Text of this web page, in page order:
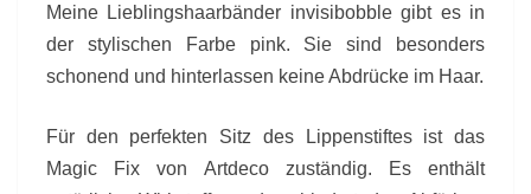
Meine Lieblingshaarbänder invisibobble gibt es in
der stylischen Farbe pink. Sie sind besonders
schonend und hinterlassen keine Abdrücke im Haar.
Für den perfekten Sitz des Lippenstiftes ist das
Magic Fix von Artdeco zuständig. Es enthält